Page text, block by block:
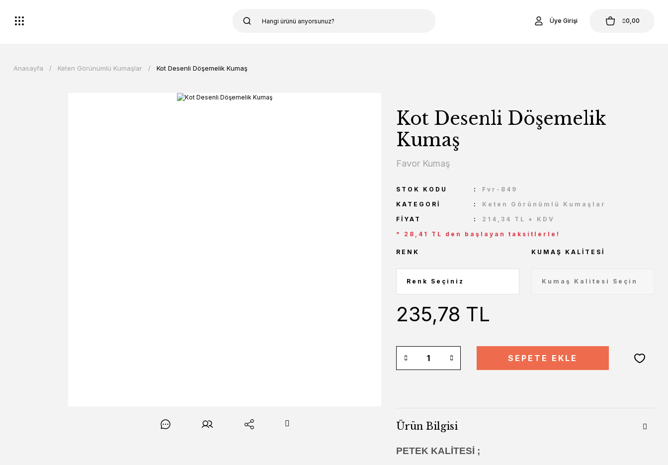
Üye Girişi 0,00
Anasayfa Keten Görünümlü Kumaşlar Kot Desenli Döşemelik Kumaş
Kot Desenli Döşemelik
Kumaş
Favor Kumaş
STOK KODU
Fvr-849
KATEGORI
Keten Görünümlü Kumaşlar
FIYAT
214,34 TL + KDV
* 28,41 TL den başlayan taksitlerle!
RENK KUMAŞ KALITESI
235,78 TL
SEPETE EKLE
Ürün Bilgisi
PETEK KALİTESİ ;